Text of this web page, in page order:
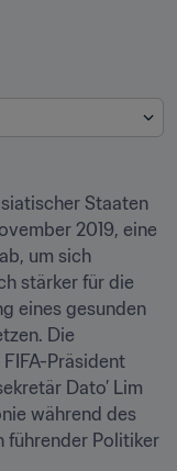
Staaten
2019, eine
um sich
stärker für die
eines gesunden
Die
Präsident
Dato’ Lim
während des
führender Politiker